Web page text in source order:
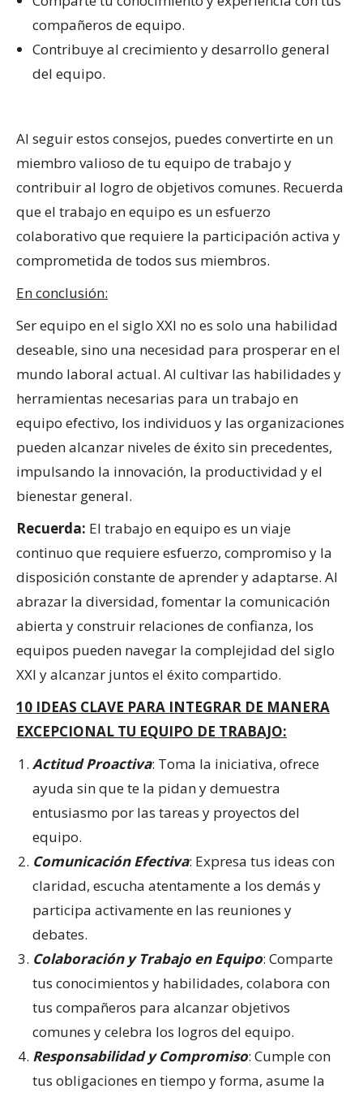
compañeros de equipo.
Contribuye al crecimiento y desarrollo general
del equipo.
Al seguir estos consejos, puedes convertirte en un
miembro valioso de tu equipo de trabajo y
contribuir al logro de objetivos comunes. Recuerda
que el trabajo en equipo es un esfuerzo
colaborativo que requiere la participación activa y
comprometida de todos sus miembros.
En conclusión:
Ser equipo en el siglo XXI no es solo una habilidad
deseable, sino una necesidad para prosperar en el
mundo laboral actual. Al cultivar las habilidades y
herramientas necesarias para un trabajo en
equipo efectivo, los individuos y las organizaciones
pueden alcanzar niveles de éxito sin precedentes,
impulsando la innovación, la productividad y el
bienestar general.
Recuerda: El trabajo en equipo es un viaje
continuo que requiere esfuerzo, compromiso y la
disposición constante de aprender y adaptarse. Al
abrazar la diversidad, fomentar la comunicación
abierta y construir relaciones de confianza, los
equipos pueden navegar la complejidad del siglo
XXI y alcanzar juntos el éxito compartido.
10 IDEAS CLAVE PARA INTEGRAR DE MANERA
EXCEPCIONAL TU EQUIPO DE TRABAJO:
Actitud Proactiva: Toma la iniciativa, ofrece
ayuda sin que te la pidan y demuestra
entusiasmo por las tareas y proyectos del
equipo.
Comunicación Efectiva: Expresa tus ideas con
claridad, escucha atentamente a los demás y
participa activamente en las reuniones y
debates.
Colaboración y Trabajo en Equipo: Comparte
tus conocimientos y habilidades, colabora con
tus compañeros para alcanzar objetivos
comunes y celebra los logros del equipo.
Responsabilidad y Compromiso: Cumple con
tus obligaciones en tiempo y forma, asume la